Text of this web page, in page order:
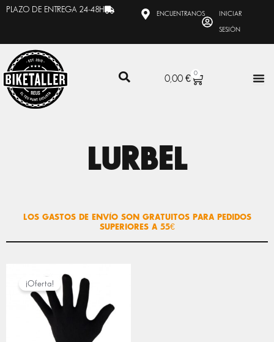
PLAZO DE ENTREGA 24-48H
ENCUENTRANOS INICIAR
SESIÓN
0,00€
0
CARRITO
LURBEL
LOS GASTOS DE ENVÍO SON GRATUITOS PARA PEDIDOS
SUPERIORES A 55€
¡Oferta!PRECIO
ORIGINAL
ERA:
21,00 €.
PRECIO
ACTUAL
ES:
16,00 €.